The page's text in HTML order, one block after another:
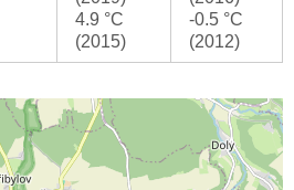
4.9 °C
(2015)
-0.5 °C
(2012)